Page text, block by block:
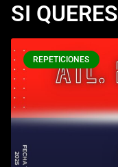
SI
REPETICIONES